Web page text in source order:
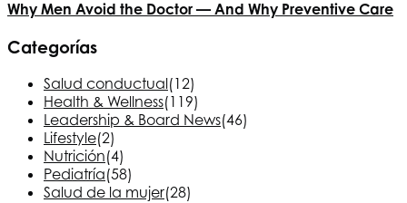
Why Men Avoid the Doctor — And Why Preventive Care
Categorías
Salud conductual(12)
Health & Wellness(119)
Leadership & Board News(46)
Lifestyle(2)
Nutrición(4)
Pediatría(58)
Salud de la mujer(28)